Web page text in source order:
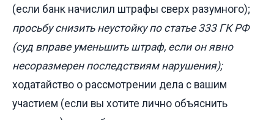
(если банк начислил штрафы сверх разумного);
просьбу снизить неустойку по статье 333 ГК РФ
(суд вправе уменьшить штраф, если он явно
несоразмерен последствиям нарушения);
ходатайство о рассмотрении дела с вашим
участием (если вы хотите лично объяснить